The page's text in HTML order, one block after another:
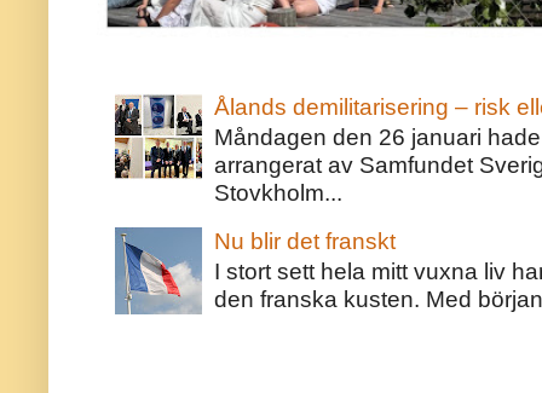
Ålands demilitarisering – risk
Måndagen den 26 januari
arrangerat av Samfundet
Stovkholm...
Nu blir det franskt
I stort sett hela mitt vuxna liv
den franska kusten. Med